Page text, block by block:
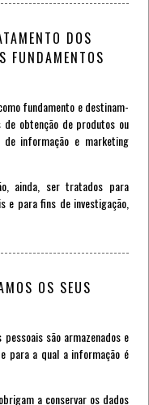
DOS
FUNDAMENTOS
fundamento e destinam-
obtenção de produtos ou
informação e marketing
ainda, ser tratados para
e para fins de investigação,
OS SEUS
são armazenados e
para a qual a informação é
a conservar os dados